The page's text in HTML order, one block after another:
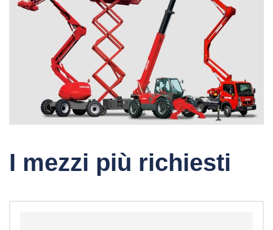
I mezzi più richiesti